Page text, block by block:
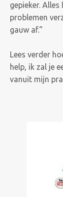
gepieker.
problemen
gauw af.”
Lees verder
help, ik zal je
vanuit mijn